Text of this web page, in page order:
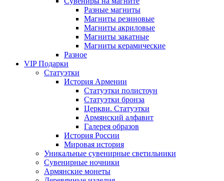
Разные магниты
Магниты резиновые
Магниты акриловые
Магниты закатные
Магниты керамические
Разное
VIP Подарки
Статуэтки
История Армении
Статуэтки полистоун
Статуэтки бронза
Церкви. Статуэтки
Армянский алфавит
Галерея образов
История России
Мировая история
Уникальные сувенирные светильники
Сувенирные ночники
Армянские монеты